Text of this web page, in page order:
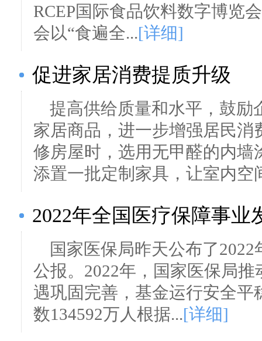
RCEP国际食品饮料数字博览
会以“食遍全...[详细]
促进家居消费提质升级
提高供给质量和水平，鼓励
家居商品，进一步增强居民
修房屋时，选用无甲醛的内
添置一批定制家具，让室内空
2022年全国医疗保障事
国家医保局昨天公布了
公报。2022年，国家医保局
遇巩固完善，基金运行安全
数134592万人根据...[详细]